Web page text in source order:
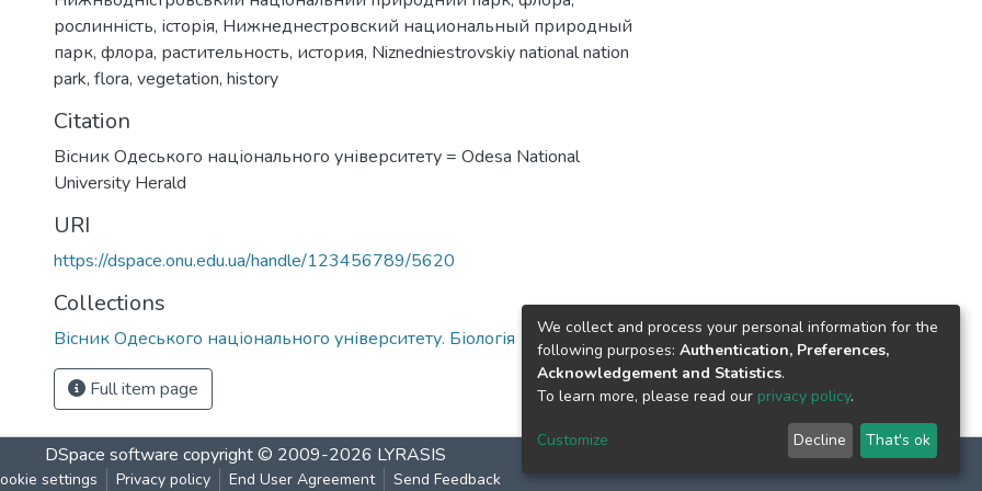
рослинність, історія, Нижнеднестровский национальный природный
парк, флора, растительность, история, Niznedniestrovskiy national nation
park, flora, vegetation, history
Citation
Вісник Одеського національного університету = Odesa National
University Herald
URI
https://dspace.onu.edu.ua/handle/123456789/5620
Collections
Вісник Одеського національного університету. Біологія
Full item page
DSpace software copyright © 2009-2026 LYRASIS
settings Privacy policy End User Agreement Send Feedback
We collect and process your personal information for the
following purposes: Authentication, Preferences,
Acknowledgement and Statistics.
To learn more, please read our privacy policy.
Customize Decline That's ok